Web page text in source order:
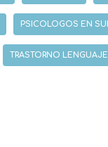
PSICOLOGOS EN
TRASTORNO LENGUAJE